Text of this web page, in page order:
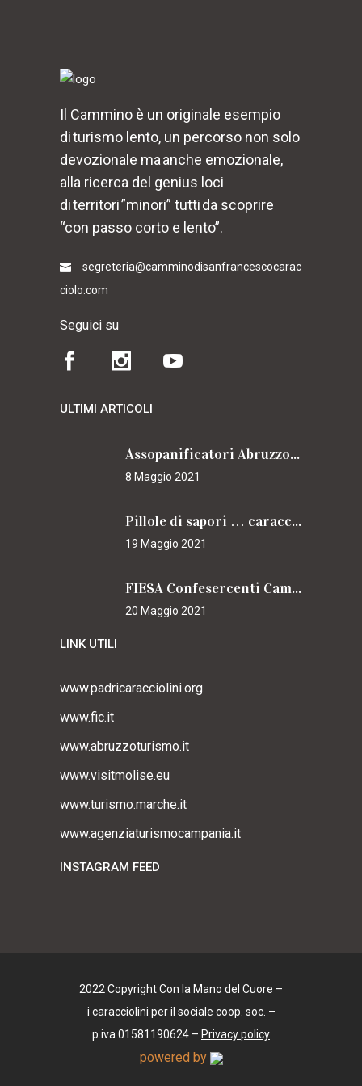
Il Cammino è un originale esempio
di turismo lento, un percorso non solo
devozionale ma anche emozionale,
alla ricerca del genius loci
di territori ”minori” tutti da scoprire
“con passo corto e lento”.
segreteria@camminodisanfrancescocarac
ciolo.com
Seguici su
ULTIMI ARTICOLI
Assopanificatori Abruzzo e Molise insieme per il Cammino
8 Maggio 2021
Pillole di sapori … caracciolini
19 Maggio 2021
FIESA Confesercenti Campania per il Cammino
20 Maggio 2021
LINK UTILI
www.padricaracciolini.org
www.fic.it
www.abruzzoturismo.it
www.visitmolise.eu
www.turismo.marche.it
www.agenziaturismocampania.it
INSTAGRAM FEED
2022 Copyright Con la Mano del Cuore –
i caracciolini per il sociale coop. soc. –
p.iva 01581190624 – Privacy policy
powered by